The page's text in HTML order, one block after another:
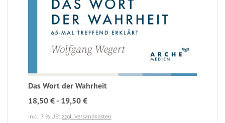
Das Wort der Wahrheit
18,50 € - 19,50 €
inkl. 7 % USt zzgl. Versandkosten